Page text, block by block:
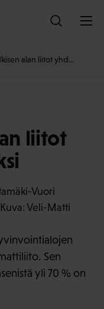
alan liitot yhd…
liitot
Sen
yli 70 % on